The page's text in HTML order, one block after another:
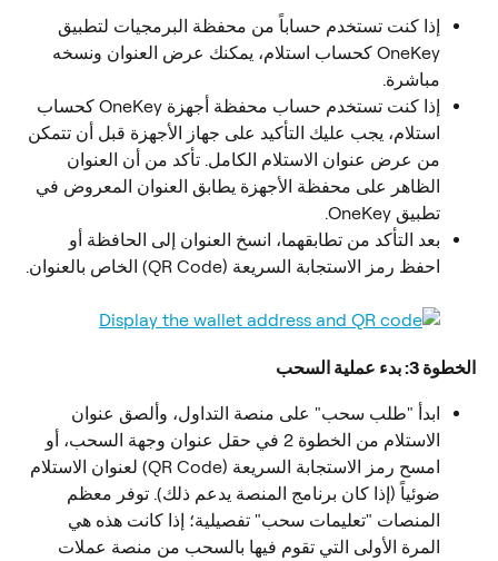
إذا كنت تستخدم حساباً من محفظة البرمجيات لتطبيق
OneKey كحساب استلام، يمكنك عرض العنوان ونسخه
مباشرة.
إذا كنت تستخدم حساب محفظة أجهزة OneKey كحساب
استلام، يجب عليك التأكيد على جهاز الأجهزة قبل أن تتمكن
من عرض عنوان الاستلام الكامل. تأكد من أن العنوان
الظاهر على محفظة الأجهزة يطابق العنوان المعروض في
تطبيق OneKey.
بعد التأكد من تطابقهما، انسخ العنوان إلى الحافظة أو
احفظ رمز الاستجابة السريعة (QR Code) الخاص بالعنوان.
الخطوة 3: بدء عملية السحب
ابدأ "طلب سحب" على منصة التداول، وألصق عنوان
الاستلام من الخطوة 2 في حقل عنوان وجهة السحب، أو
امسح رمز الاستجابة السريعة (QR Code) لعنوان الاستلام
ضوئياً (إذا كان برنامج المنصة يدعم ذلك). توفر معظم
المنصات "تعليمات سحب" تفصيلية؛ إذا كانت هذه هي
المرة الأولى التي تقوم فيها بالسحب من منصة عملات